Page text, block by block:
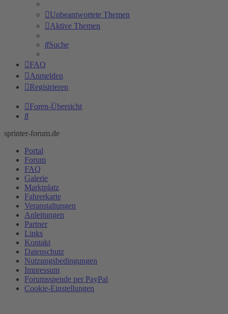
Unbeantwortete Themen
Aktive Themen
Suche
FAQ
Anmelden
Registrieren
Foren-Übersicht
Suche
sprinter-forum.de
Portal
Forum
FAQ
Galerie
Marktplatz
Fahrerkarte
Veranstaltungen
Anleitungen
Partner
Links
Kontakt
Datenschutz
Nutzungsbedingungen
Impressum
Forumsspende per PayPal
Cookie-Einstellungen